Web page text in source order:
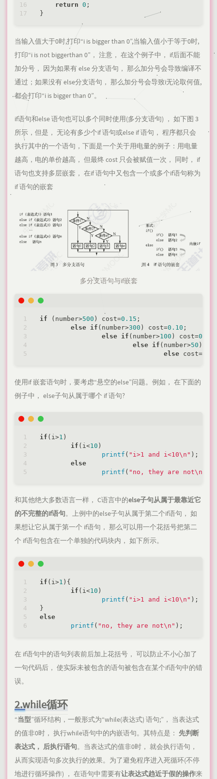
return 0 ;
当输入值大于0时,打印“i is bigger than 0”,当输入值小于等于0时,
打印“i is not biggerthan 0”， 注意， 在这个例子中， if后面不能
加分号， 因为如果有 else 分支语句， 那么加分号会导致编译不
通过；如果没有 else分支语句， 那么加分号会导致i无论取何值,
都会打印“i is bigger than 0”。
if语句和else 语句也可以多个同时使用(多分支语句) ， 如下图 3
所示，但是， 无论有多少个if 语句或else if 语句， 程序都只会
执行其中的一个语句，下面是一个关于用电量的例子：用电量
越高，电的单价越高， 但最终 cost 只会被赋值一次， 同时， if
语句也支持多层嵌套， 在if 语句中又包含一个或多个if语句称为
if 语句的嵌套
多分支语句与if嵌套
if (number>500 ) cost=0.15 ;
else if (number>300 ) cost=0.10 ;
else if (number>100 ) cost=
else if (number>50 )
else cost=
使用if 嵌套语句时，要考虑“悬空的else”问题。例如， 在下面的
例子中， else子句从属于哪个 if 语句?
if (i>1 )
if (i<10 )
printf ( "i>1 and i<10\n" );
else
printf ( "no, they are not\n"
和其他绝大多数语言一样， C语言中的else子句从属于最靠近它
的不完整的if语句。上例中的else子句从属于第二个if语句， 如
果想让它从属于第一个 if语句， 那么可以用一个花括号把第二
个 if语句包含在一个单独的代码块内， 如下所示。
if (i>1 ){
if (i<10 )
printf ( "i>1 and i<10\n" );
else
printf ( "no, they are not\n"
在 if语句中的语句列表前后加上花括号， 可以防止不小心加了
一句代码后， 使实际未被包含的语句被包含在某个if语句中的错
误。
2.while循环
“当型”循环结构，一般形式为“while(表达式) 语句;”， 当表达式
的值非0时， 执行while语句中的内嵌语句。其特点是： 先判断
表达式， 后执行语句。当表达式的值非0时， 就会执行语句，
从而实现语句多次执行的效果。为了避免程序进入死循环(不停
地进行循环操作) ， 在语句中需要有让表达式趋近于假的操作来